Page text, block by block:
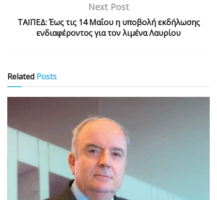
Next Post
ΤΑΙΠΕΔ: Έως τις 14 Μαΐου η υποβολή εκδήλωσης
ενδιαφέροντος για τον λιμένα Λαυρίου
Related Posts